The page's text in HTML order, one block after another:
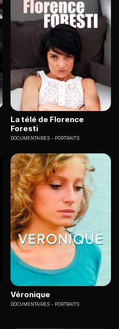
La télé de Florence
Foresti
DOCUMENTAIRES PORTRAITS
Véronique
DOCUMENTAIRES PORTRAITS